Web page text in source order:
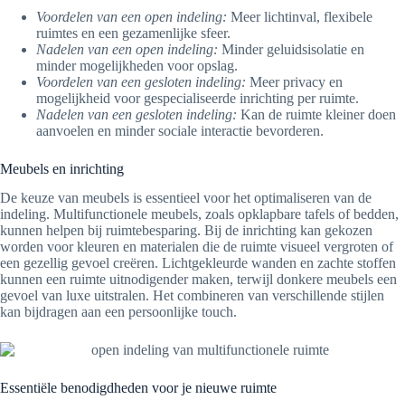
Voordelen van een open indeling: Meer lichtinval, flexibele
ruimtes en een gezamenlijke sfeer.
Nadelen van een open indeling: Minder geluidsisolatie en
minder mogelijkheden voor opslag.
Voordelen van een gesloten indeling: Meer privacy en
mogelijkheid voor gespecialiseerde inrichting per ruimte.
Nadelen van een gesloten indeling: Kan de ruimte kleiner doen
aanvoelen en minder sociale interactie bevorderen.
Meubels en inrichting
De keuze van meubels is essentieel voor het optimaliseren van de
indeling. Multifunctionele meubels, zoals opklapbare tafels of bedden,
kunnen helpen bij ruimtebesparing. Bij de inrichting kan gekozen
worden voor kleuren en materialen die de ruimte visueel vergroten of
een gezellig gevoel creëren. Lichtgekleurde wanden en zachte stoffen
kunnen een ruimte uitnodigender maken, terwijl donkere meubels een
gevoel van luxe uitstralen. Het combineren van verschillende stijlen
kan bijdragen aan een persoonlijke touch.
Essentiële benodigdheden voor je nieuwe ruimte